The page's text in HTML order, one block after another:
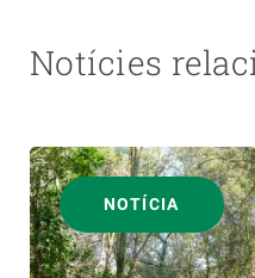
Notícies
NOTÍCIA